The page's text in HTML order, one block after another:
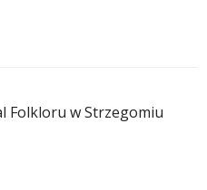
Folkloru w Strzegomiu